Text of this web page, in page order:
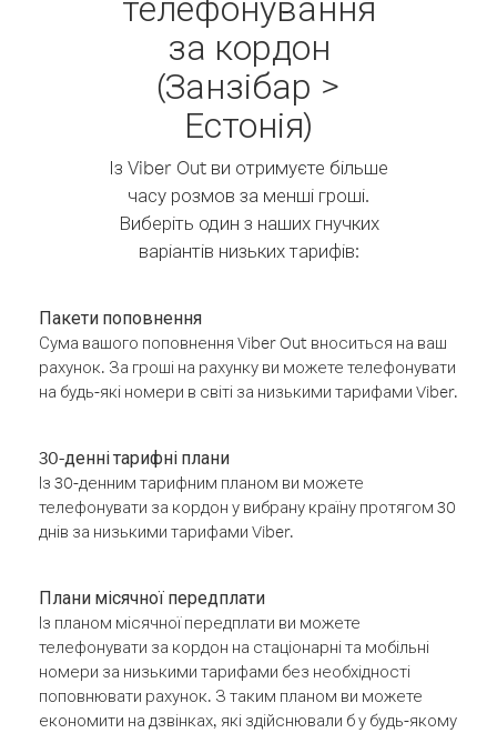
за кордон
(Занзібар >
Естонія)
Із Viber Out ви отримуєте більше
часу розмов за менші гроші.
Виберіть один з наших гнучких
варіантів низьких тарифів:
Пакети поповнення
Сума вашого поповнення Viber Out вноситься на ваш
рахунок. За гроші на рахунку ви можете телефонувати
на будь-які номери в світі за низькими тарифами Viber.
30-денні тарифні плани
Із 30-денним тарифним планом ви можете
телефонувати за кордон у вибрану країну протягом 30
днів за низькими тарифами Viber.
Плани місячної передплати
Із планом місячної передплати ви можете
телефонувати за кордон на стаціонарні та мобільні
номери за низькими тарифами без необхідності
поповнювати рахунок. З таким планом ви можете
економити на дзвінках, які здійснювали б у будь-якому